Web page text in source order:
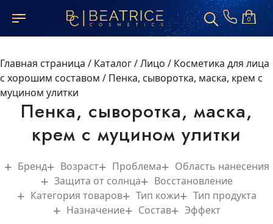
0
Главная страница / Каталог/Лицо / Косметика для лица
с хорошим составом / Пенка, сыворотка, маска, крем с
муцином улитки
Пенка, сыворотка, маска,
крем с муцином улитки
Бренд Возраст Проблема
Область нанесения
Защита от солнца
Восстановление
Категория товаров
Тип кожи
Тип продукта
Назначение
Состав Эффект